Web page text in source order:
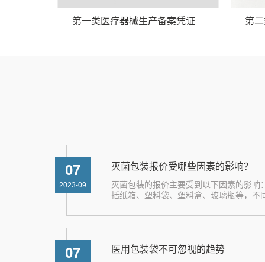
第一类医疗器械生产备案凭证 第
07
2023-09
灭菌包装报价受哪些因素的影响？
灭菌包装的报价主要受到以下因素的影响
括纸箱、塑料袋、塑料盒、玻璃瓶等，不
07 医用包装袋不可忽视的趋势